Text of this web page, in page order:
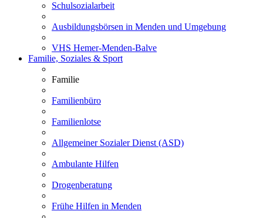
Schulsozialarbeit
Ausbildungsbörsen in Menden und Umgebung
VHS Hemer-Menden-Balve
Familie, Soziales & Sport
Familie
Familienbüro
Familienlotse
Allgemeiner Sozialer Dienst (ASD)
Ambulante Hilfen
Drogenberatung
Frühe Hilfen in Menden